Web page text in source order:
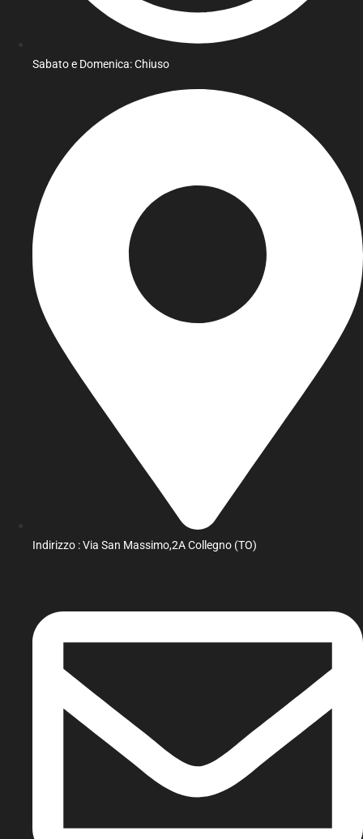
Sabato e Domenica: Chiuso
Indirizzo : Via San Massimo,2A Collegno (TO)